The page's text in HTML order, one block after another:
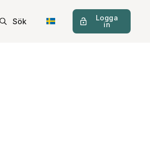
Sök
Logga
in